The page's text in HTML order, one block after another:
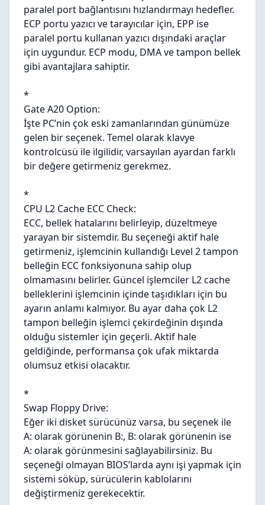
paralel port bağlantısını hızlandırmayı hedefler.
ECP portu yazıcı ve tarayıcılar için, EPP ise
paralel portu kullanan yazıcı dışındaki araçlar
için uygundur. ECP modu, DMA ve tampon bellek
gibi avantajlara sahiptir.
*
Gate A20 Option:
İşte PC’nin çok eski zamanlarından günümüze
gelen bir seçenek. Temel olarak klavye
kontrolcüsü ile ilgilidir, varsayılan ayardan farklı
bir değere getirmeniz gerekmez.
*
CPU L2 Cache ECC Check:
ECC, bellek hatalarını belirleyip, düzeltmeye
yarayan bir sistemdir. Bu seçeneği aktif hale
getirmeniz, işlemcinin kullandığı Level 2 tampon
belleğin ECC fonksiyonuna sahip olup
olmamasını belirler. Güncel işlemciler L2 cache
belleklerini işlemcinin içinde taşıdıkları için bu
ayarın anlamı kalmıyor. Bu ayar daha çok L2
tampon belleğin işlemci çekirdeğinin dışında
olduğu sistemler için geçerli. Aktif hale
geldiğinde, performansa çok ufak miktarda
olumsuz etkisi olacaktır.
*
Swap Floppy Drive:
Eğer iki disket sürücünüz varsa, bu seçenek ile
A: olarak görünenin B:, B: olarak görünenin ise
A: olarak görünmesini sağlayabilirsiniz. Bu
seçeneği olmayan BIOS’larda aynı işi yapmak için
sistemi söküp, sürücülerin kablolarını
değiştirmeniz gerekecektir.